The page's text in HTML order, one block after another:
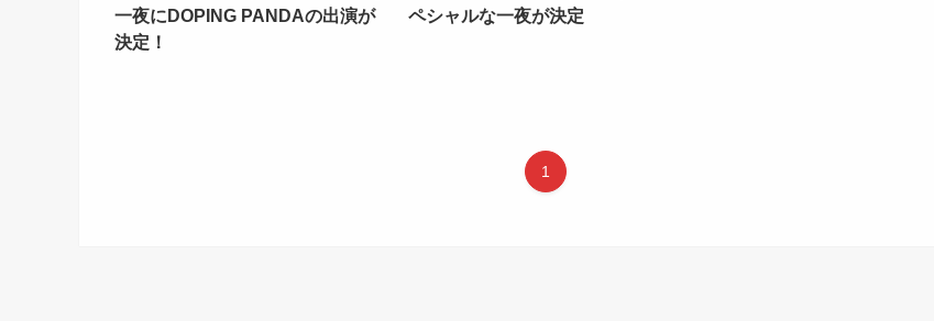
一夜にDOPING PANDAの出演が
決定！
ペシャルな一夜が決定
1